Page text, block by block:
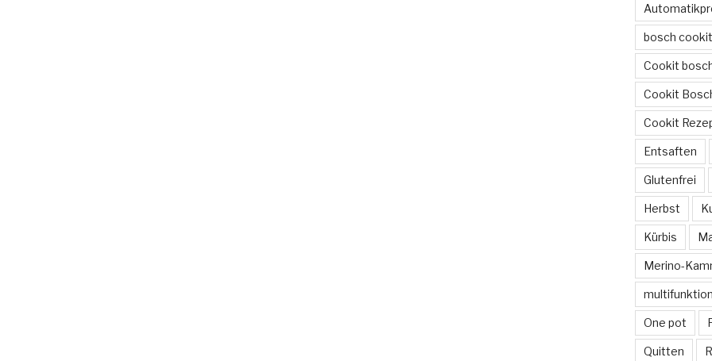
bosch cookit
Cookit
Cookit
Cookit
Entsaften
Glutenfrei
Herbst
Kürbis
Merino-
One pot
Quitten